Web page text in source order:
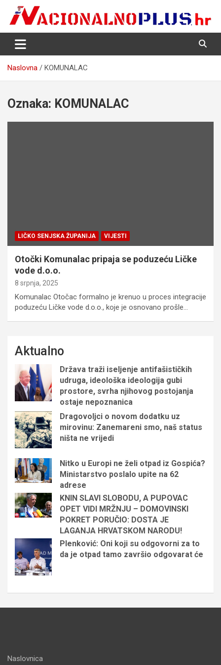
content
NacionalnoPlus.hr
Nacija želi znati više
Naslovna KOMUNALAC
Oznaka: KOMUNALAC
LIČKO SENJSKA ŽUPANIJA VIJESTI
Otočki Komunalac pripaja se poduzeću Ličke
vode d.o.o.
8 srpnja, 2025
Komunalac Otočac formalno je krenuo u proces integracije
poduzeću Ličke vode d.o.o., koje je osnovano prošle…
Aktualno
Država traži iseljenje antifašističkih
udruga, ideološka ideologija gubi
prostore, svrha njihovog postojanja
ostaje nepoznanica
Dragovoljci o novom dodatku uz
mirovinu: Zanemareni smo, naš status
ništa ne vrijedi
Nitko u Europi ne želi otpad iz Gospića?
Ministarstvo poslalo upite na 62
adrese
KNIN SLAVI SLOBODU, A PUPOVAC
OPET VIDI MRŽNJU – DOMOVINSKI
POKRET PORUČIO: DOSTA JE
LAGANJA HRVATSKOM NARODU!
Plenković: Oni koji su odgovorni za to
da je otpad tamo završio odgovarat će
Naslovnica